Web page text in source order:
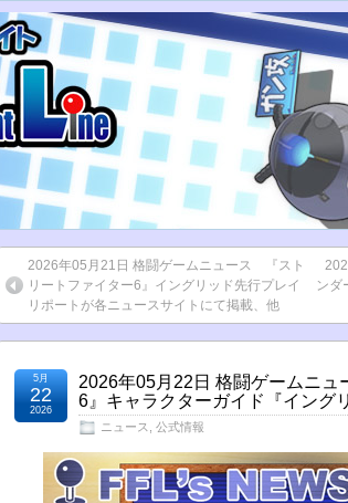
2026年05月21日 格闘ゲームニュース 『スト
リートファイター6』イングリッド先行プレイ
リポートが各ニュースサイトにて掲載、他
ンダ
2026年05月22日 格闘ゲームニ
6』キャラクターガイド『イング
ニュース 公式情報
5月
22
2026